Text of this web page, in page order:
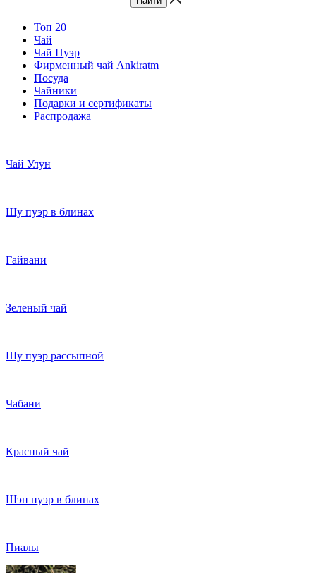
Топ 20
Чай
Чай Пуэр
Фирменный чай Ankiratm
Посуда
Чайники
Подарки и сертификаты
Распродажа
Чай Улун
Шу пуэр в блинах
Гайвани
Зеленый чай
Шу пуэр рассыпной
Чабани
Красный чай
Шэн пуэр в блинах
Пиалы